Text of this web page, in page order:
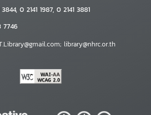
3844, 0 2141 1987, 0 2141 3881
7746
library@nhrc.or.th